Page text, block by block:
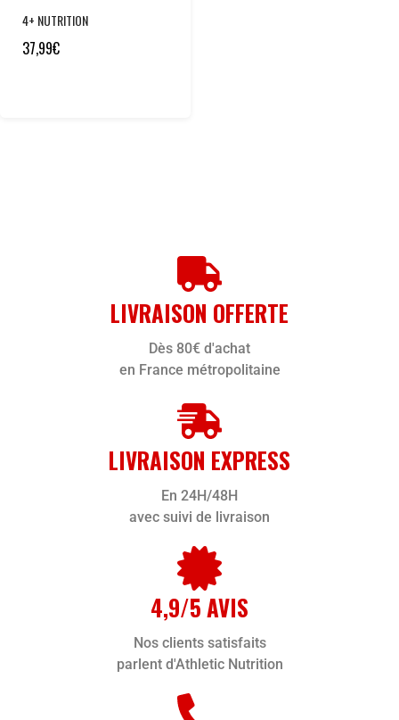
4+ NUTRITION
37,99€
LIVRAISON OFFERTE
Dès 80€ d'achat
en France métropolitaine
LIVRAISON EXPRESS
En 24H/48H
avec suivi de livraison
4,9/5 AVIS
Nos clients satisfaits
parlent d'Athletic Nutrition